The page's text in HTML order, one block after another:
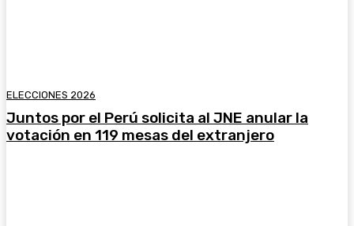
ELECCIONES 2026
Juntos por el Perú solicita al JNE anular la
votación en 119 mesas del extranjero